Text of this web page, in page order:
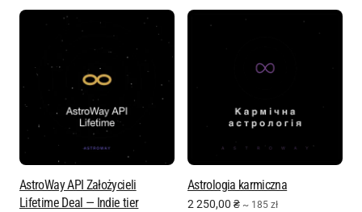
AstroWay API Założycieli
Lifetime Deal — Indie tier
Astrologia karmiczna
2 250,00 ₴ ~ 185 zł